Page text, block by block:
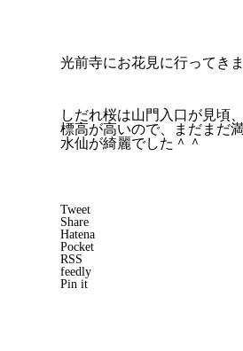
光前寺にお花見に行ってき
しだれ桜は山門入口が見頃
標高が高いので、まだまだ
水仙が綺麗でした＾＾
Tweet
Share
Hatena
Pocket
RSS
feedly
Pin it